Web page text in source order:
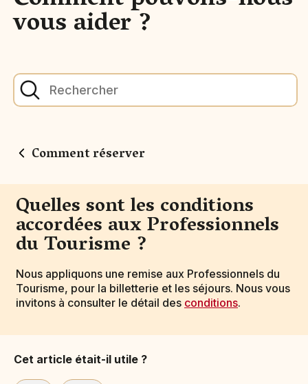
vous aider ?
Comment réserver
Quelles sont les conditions
accordées aux Professionnels
du Tourisme ?
Nous appliquons une remise aux Professionnels du
Tourisme, pour la billetterie et les séjours. Nous vous
invitons à consulter le détail des conditions.
Cet article était-il utile ?